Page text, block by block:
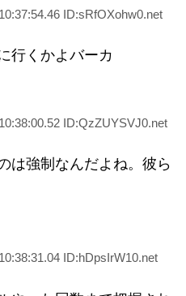
ID:sRfOXohw0.net
行くかよバーカ
ID:QzZUYSVJ0.net
は強制なんだよね。彼ら
ID:hDpsIrW10.net